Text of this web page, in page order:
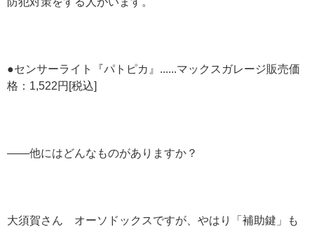
●センサーライト『パトピカ』......マックスガレージ販売価
格：1,522円[税込]
——他にはどんなものがありますか？
大須賀さん オーソドックスですが、やはり「補助鍵」も